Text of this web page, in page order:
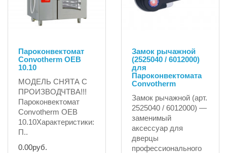
Пароконвектомат
Convotherm OEB
10.10
МОДЕЛЬ СНЯТА С
ПРОИЗВОДЧТВА!!!
Пароконвектомат
Convotherm OEB
10.10Характеристики:
П..
0.00руб.
Замок рычажной
(2525040 / 6012000)
для
Пароконвектомата
Convotherm
Замок рычажной (арт.
2525040 / 6012000) —
заменимый
аксессуар для
дверцы
профессионального